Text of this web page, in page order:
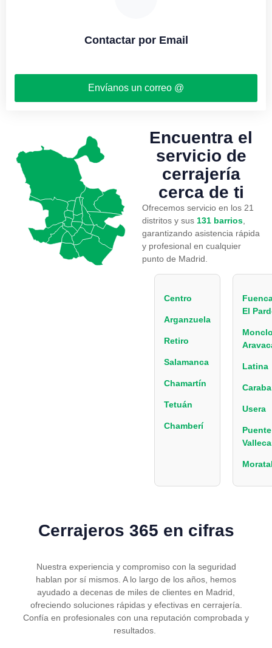
Contactar por Email
Envíanos un correo @
Encuentra el
servicio de
cerrajería
cerca de ti
Ofrecemos servicio en los 21
distritos y sus 131 barrios
garantizando asistencia rápida
y profesional en cualquier
punto de Madrid.
Centro
Arganzuela
Retiro
Salamanca
Chamartín
Tetuán
Chamberí
El
Latina
Usera
Cerrajeros 365 en cifras
Nuestra experiencia y compromiso con la seguridad
hablan por sí mismos. A lo largo de los años, hemos
ayudado a decenas de miles de clientes en Madrid,
ofreciendo soluciones rápidas y efectivas en cerrajería.
Confía en profesionales con una reputación comprobada y
resultados.